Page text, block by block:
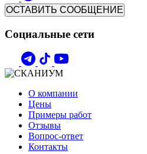
ОСТАВИТЬ СООБЩЕНИЕ
Социальные сети
О компании
Цены
Примеры работ
Отзывы
Вопрос-ответ
Контакты